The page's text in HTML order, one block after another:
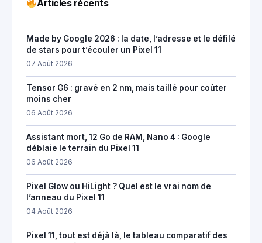
Articles récents
Made by Google 2026 : la date, l’adresse et le défilé
de stars pour t’écouler un Pixel 11
07 Août 2026
Tensor G6 : gravé en 2 nm, mais taillé pour coûter
moins cher
06 Août 2026
Assistant mort, 12 Go de RAM, Nano 4 : Google
déblaie le terrain du Pixel 11
06 Août 2026
Pixel Glow ou HiLight ? Quel est le vrai nom de
l’anneau du Pixel 11
04 Août 2026
Pixel 11, tout est déjà là, le tableau comparatif des